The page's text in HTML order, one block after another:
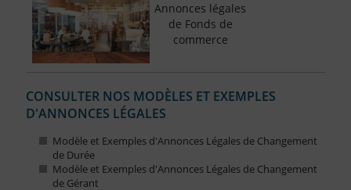
Annonces légales
de Fonds de
commerce
CONSULTER NOS MODÈLES ET EXEMPLES
D'ANNONCES LÉGALES
Modèle et Exemples d'Annonces Légales de Changement
de Durée
Modèle et Exemples d'Annonces Légales de Changement
de Gérant